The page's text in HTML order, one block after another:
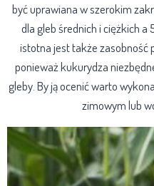
być uprawiana w szerokim
dla gleb średnich i ciężkich a
istotna jest także zasobność
ponieważ kukurydza
gleby. By ją ocenić warto
zimowym lub